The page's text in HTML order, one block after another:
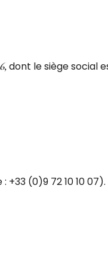
dont le siège social
+33 (0)9 72 10 10 07).